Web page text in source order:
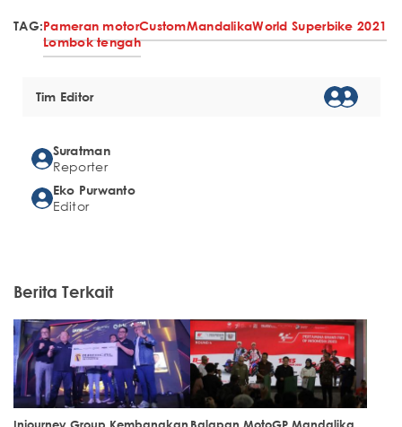
TAG:Pameran motorCustomMandalikaWorld Superbike 2021
Lombok tengah
Tim Editor
Suratman
Reporter
Eko Purwanto
Editor
Berita Terkait